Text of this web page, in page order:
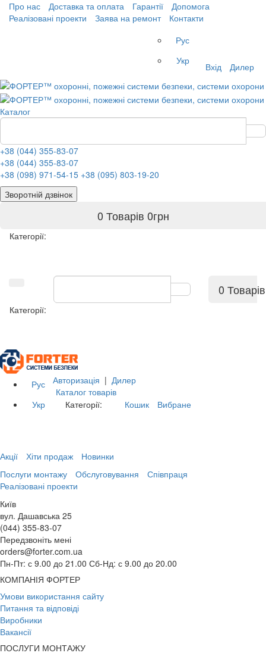
Про нас Доставка та оплата Гарантії
Допомога
Реалізовані проекти
Заява на ремонт
Контакти
Рус
Укр
Вхід Дилер
Каталог
+38 (044) 355-83-07
+38 (044) 355-83-07
+38 (098) 971-54-15 +38 (095) 803-19-20
Зворотній дзвінок
0 Товарів 0грн
Категорії:
0 Товарів
Категорії:
Рус
Укр
Авторизація | Дилер
Каталог товарів
Категорії:
Кошик Вибране
Акції Хіти продаж
Новинки
Послуги монтажу
Обслуговування
Співпраця
Реалізовані проекти
Київ
вул. Дашавська 25
(044) 355-83-07
Передзвоніть мені
orders@forter.com.ua
Пн-Пт: с 9.00 до 21.00 Сб-Нд: с 9.00 до 20.00
КОМПАНІЯ ФОРТЕР
Умови використання сайту
Питання та відповіді
Виробники
Вакансії
ПОСЛУГИ МОНТАЖУ